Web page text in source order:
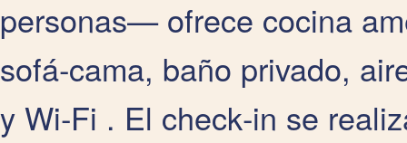
personas— ofrece cocina
sofá‑cama, baño privado,
y Wi‑Fi . El check‑in se